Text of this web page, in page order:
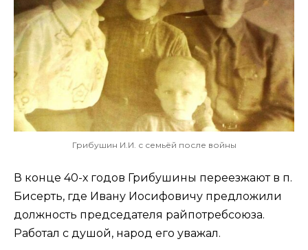
Грибушин И.И. с семьёй после войны
В конце 40-х годов Грибушины переезжают в п.
Бисерть, где Ивану Иосифовичу предложили
должность председателя райпотребсоюза.
Работал с душой, народ его уважал.